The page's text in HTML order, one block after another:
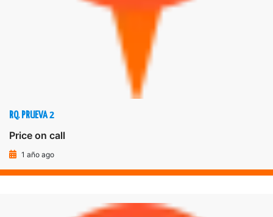
RQ. PRUEVA 2
Price on call
1 año ago